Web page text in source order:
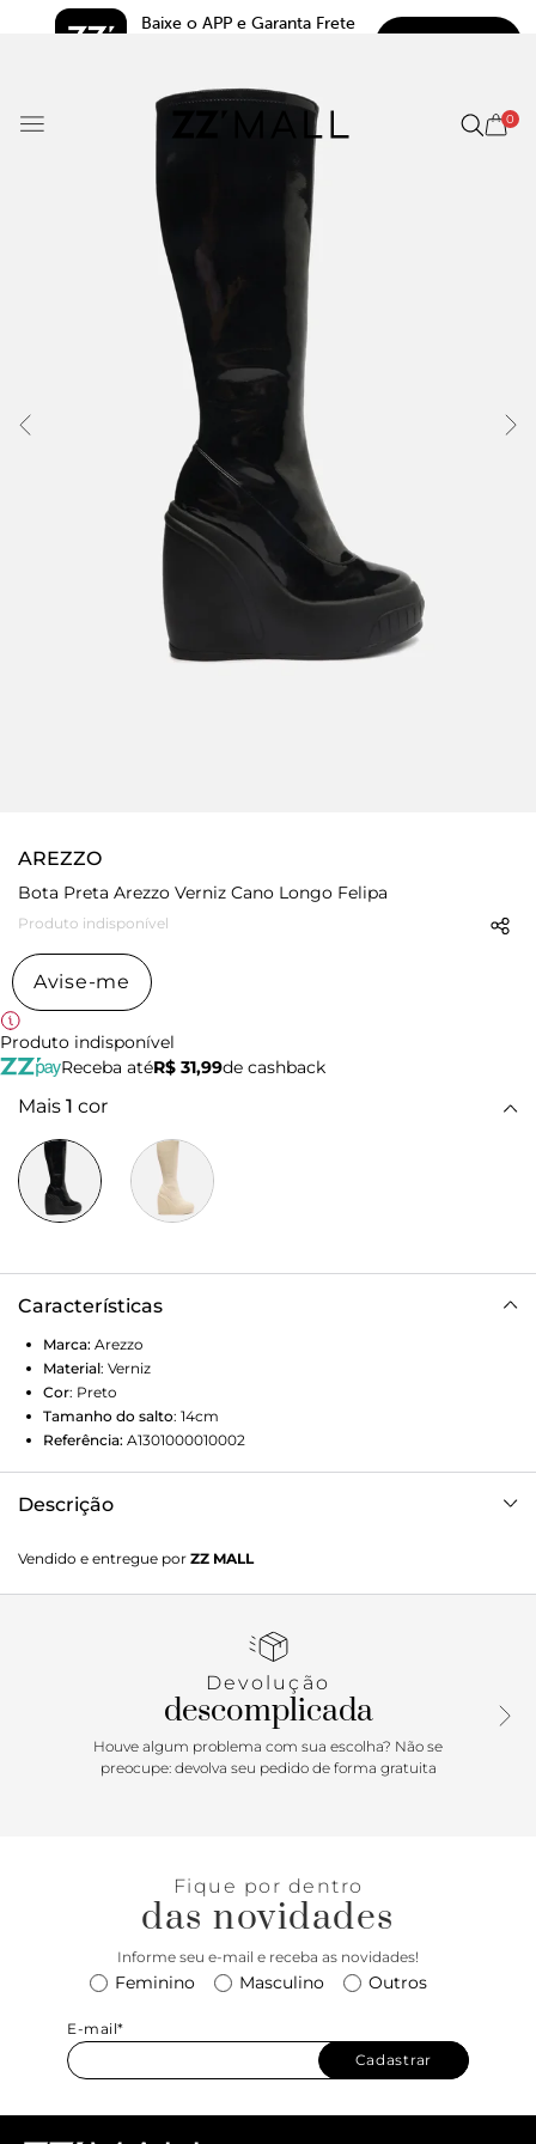
Baixe o APP e Garanta Frete
0
AREZZO
Bota Preta Arezzo Verniz Cano Longo Felipa
Produto indisponível
Avise-me
Produto indisponível
Receba atéR$ 31,99de cashback
Mais 1 cor
Características
Marca: Arezzo
Material: Verniz
Cor: Preto
Tamanho do salto: 14cm
Referência: A1301000010002
Descrição
plataforma da cor do calçado com efeito bold e detalhes
em alto-relevo, além de bico redondo. Traz cabedal
Vendido e entregue por ZZ MALL
Devolução
descomplicada
Houve algum problema com sua escolha? Não se
preocupe: devolva seu pedido de forma gratuita
Fique por dentro
das novidades
Informe seu e-mail e receba as novidades!
Feminino Masculino Outros
E-mail*
Cadastrar